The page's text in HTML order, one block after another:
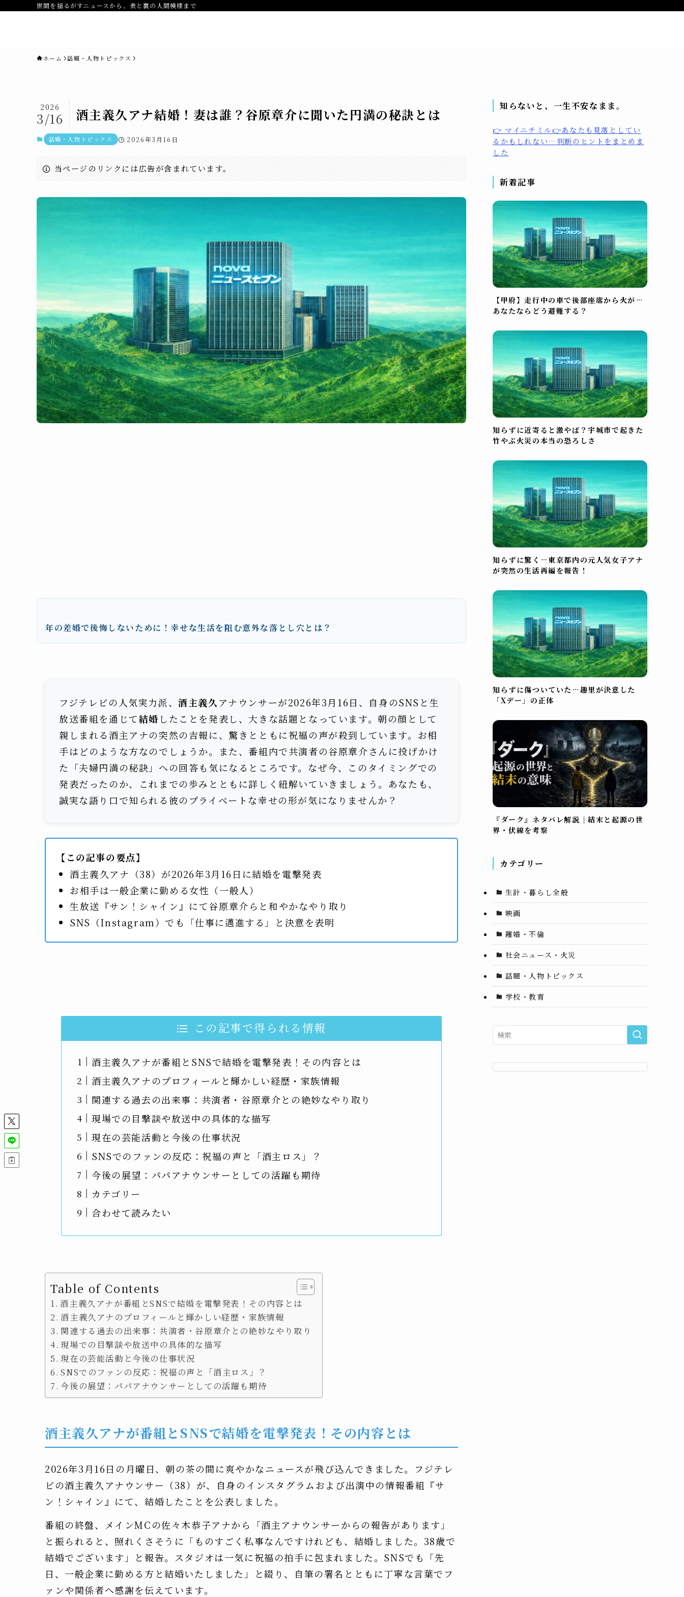
世間を揺るがすニュースから、表と裏の人間模様まで
ホーム 話題・人物トピックス
酒主義久アナ結婚！妻は誰？谷原章介に聞いた円満の秘訣とは
2026
3/16
話題・人物トピックス 2026年3月16日
当ページのリンクには広告が含まれています。
年の差婚で後悔しないために！幸せな生活を阻む意外な落とし穴とは？
フジテレビの人気実力派、酒主義久アナウンサーが2026年3月16日、自身のSNSと生
放送番組を通じて結婚 したことを発表し、大きな話題となっています。朝の顔として
親しまれる酒主アナの突然の吉報に、驚きとともに祝福の声が殺到しています。お相
手はどのような方なのでしょうか。また、番組内で共演者の谷原章介さんに投げかけ
た「夫婦円満の秘訣」への回答も気になるところです。なぜ今、このタイミングでの
発表だったのか、これまでの歩みとともに詳しく紐解いていきましょう。あなたも、
誠実な語り口で知られる彼のプライベートな幸せの形が気になりませんか？
【この記事の要点】
酒主義久アナ（38）が2026年3月16日に結婚を電撃発表
お相手は一般企業に勤める女性（一般人）
生放送『サン！シャイン』にて谷原章介らと和やかなやり取り
SNS（Instagram）でも「仕事に邁進する」と決意を表明
この記事で得られる情報
酒主義久アナが番組とSNSで結婚を電撃発表！その内容とは
酒主義久アナのプロフィールと輝かしい経歴・家族情報
関連する過去の出来事：共演者・谷原章介との絶妙なやり取り
現場での目撃談や放送中の具体的な描写
現在の芸能活動と今後の仕事状況
SNSでのファンの反応：祝福の声と「酒主ロス」？
今後の展望：パパアナウンサーとしての活躍も期待
カテゴリー
合わせて読みたい
Table of Contents
酒主義久アナが番組とSNSで結婚を電撃発表！その内容とは
酒主義久アナのプロフィールと輝かしい経歴・家族情報
関連する過去の出来事：共演者・谷原章介との絶妙なやり取り
現場での目撃談や放送中の具体的な描写
現在の芸能活動と今後の仕事状況
SNSでのファンの反応：祝福の声と「酒主ロス」？
今後の展望：パパアナウンサーとしての活躍も期待
酒主義久アナが番組とSNSで結婚を電撃発表！その内容とは
2026年3月16日の月曜日、朝の茶の間に爽やかなニュースが飛び込んできました。フジテレ
ビの酒主義久アナウンサー（38）が、自身のインスタグラムおよび出演中の情報番組『サ
ン！シャイン』にて、結婚したことを公表しました。
番組の終盤、メインMCの佐々木恭子アナから「酒主アナウンサーからの報告があります」
と振られると、照れくさそうに「ものすごく私事なんですけれども、結婚しました。38歳で
結婚でございます」と報告。スタジオは一気に祝福の拍手に包まれました。SNSでも「先
日、一般企業に勤める方と結婚いたしました」と綴り、自筆の署名とともに丁寧な言葉でフ
ァンや関係者へ感謝を伝えています。
知らないと、一生不安なまま。
👉 マイニチミル👉あなたも見落としてい
るかもしれない…判断のヒントをまとめま
した
新着記事
【甲府】走行中の車で後部座席から火が…
あなたならどう避難する？
知らずに近寄ると激やば？宇城市で起きた
竹やぶ火災の本当の恐ろしさ
知らずに驚く…東京都内の元人気女子アナ
が突然の生活再編を報告！
知らずに傷ついていた…趣里が決意した
「Xデー」の正体
『ダーク』ネタバレ解説｜結末と起源の世
界・伏線を考察
カテゴリー
生計・暮らし全般
映画
離婚・不倫
社会ニュース・火災
話題・人物トピックス
学校・教育